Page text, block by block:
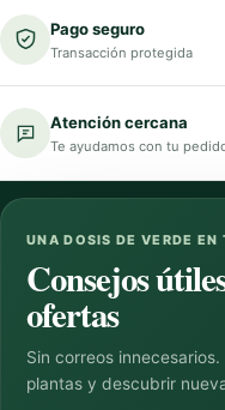
Pago seguro
Transacción protegida
Atención cercana
Te ayudamos con tu
UNA DOSIS DE VERDE EN
Consejos
ofertas
Sin correos
plantas y descubrir